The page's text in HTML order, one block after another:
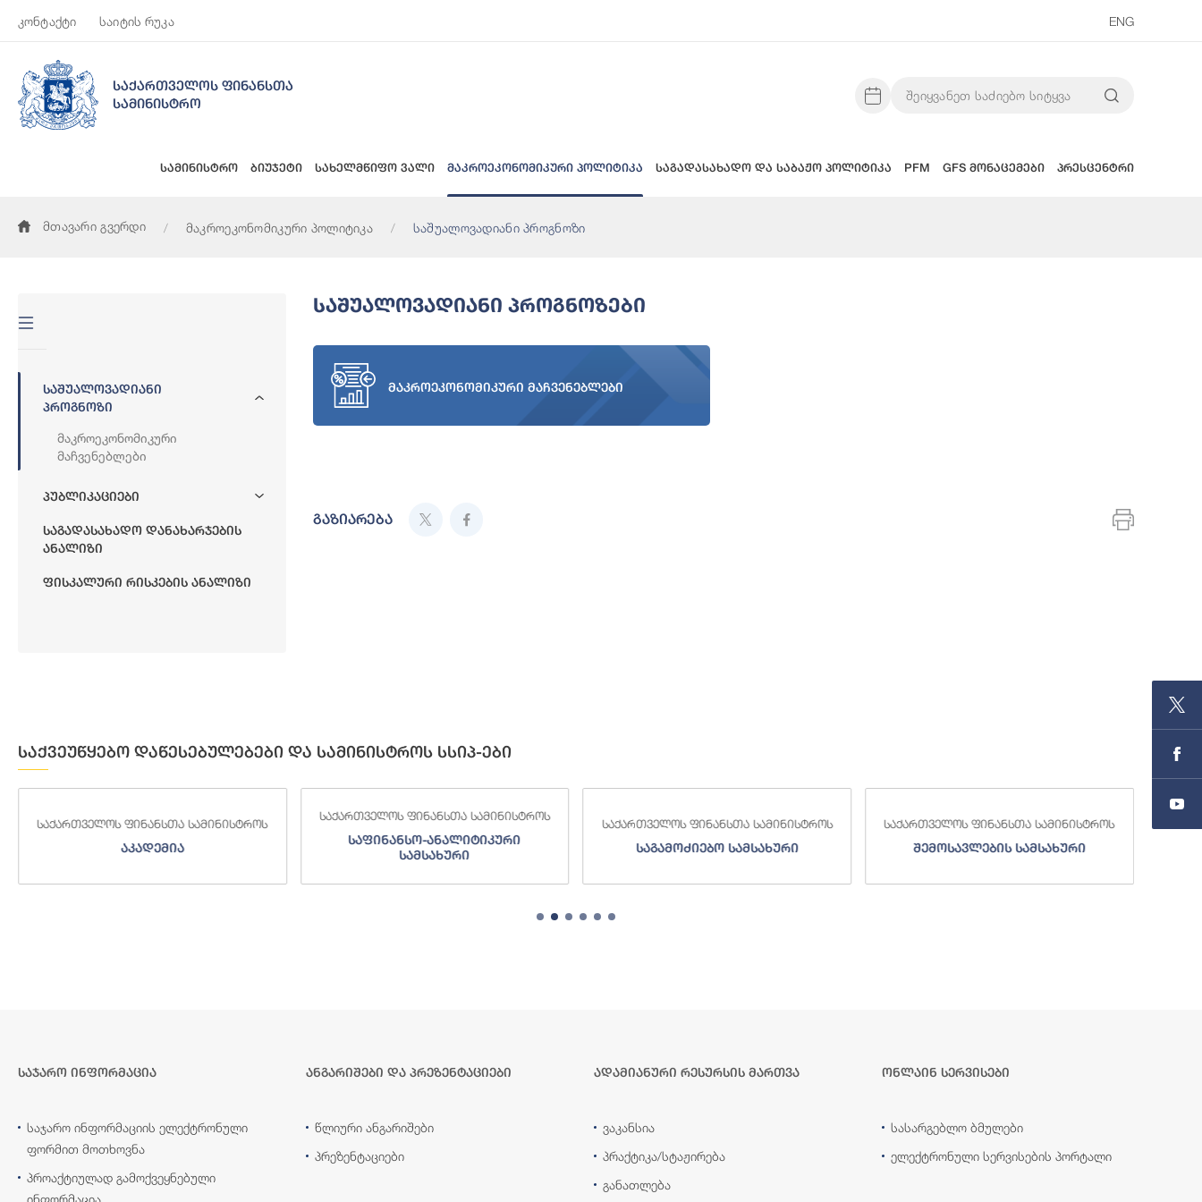
კონტაქტი საიტის რუკა ENG
საქართველოს ფინანსთა
სამინისტრო
სამინისტრო ბიუჯეტი სახელმწიფო ვალი მაკროეკონომიკური პოლიტიკა საგადასახადო და საბაჟო პოლიტიკა PFM GFS მონაცემები პრესცენტრი
მთავარი გვერდი მაკროეკონომიკური პოლიტიკა საშუალოვადიანი პროგნოზი
Საშუალოვადიანი
Პროგნოზი
Მაკროეკონომიკური
Მაჩვენებლები
Პუბლიკაციები
Საგადასახადო Დანახარჯების
Ანალიზი
Ფისკალური Რისკების Ანალიზი
Საშუალოვადიანი Პროგნოზები
მაკროეკონომიკური მაჩვენებლები
გაზიარება
საქვეუწყებო დაწესებულებები და სამინისტროს სსიპ-ები
საქართველოს ფინანსთა სამინისტროს
აკადემია
საქართველოს ფინანსთა სამინისტროს
საფინანსო-ანალიტიკური
სამსახური
საქართველოს ფინანსთა სამინისტროს
საგამოძიებო სამსახური
საქართველოს ფინანსთა სამინისტროს
შემოსავლების სამსახური
საჯარო ინფორმაცია
საჯარო ინფორმაციის ელექტრონული
ფორმით მოთხოვნა
პროაქტიულად გამოქვეყნებული
ინფორმაცია
ანგარიშები და პრეზენტაციები
წლიური ანგარიშები
პრეზენტაციები
ადამიანური რესურსის მართვა
ვაკანსია
პრაქტიკა/სტაჟირება
განათლება
ონლაინ სერვისები
სასარგებლო ბმულები
ელექტრონული სერვისების პორტალი